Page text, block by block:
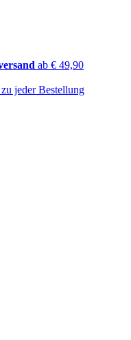
ab € 49,90
zu jeder Bestellung